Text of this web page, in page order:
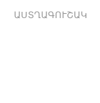
ԱՍՏՂԱԳՈՒՇԱԿ